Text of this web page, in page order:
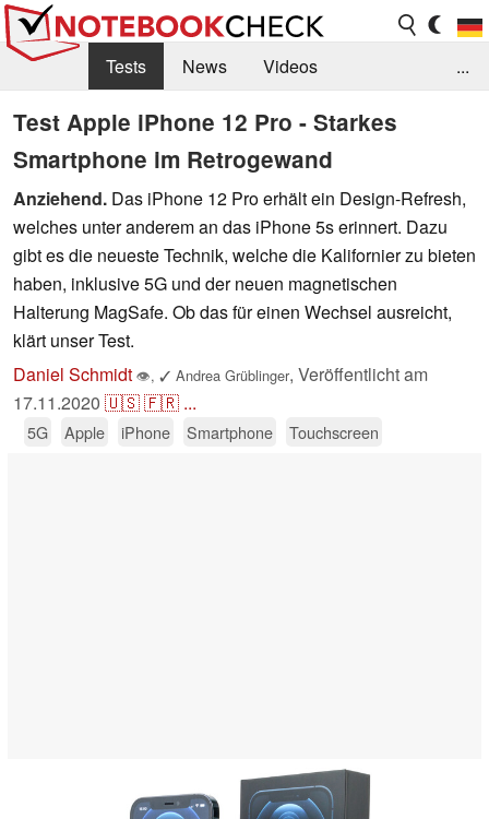
Tests News
Videos
Benchmarks & Tech
Externe Tests
Kaufberatung
Deals Suche
Jobs
Forum
...
Test Apple iPhone 12 Pro - Starkes
Smartphone im Retrogewand
Anziehend. Das iPhone 12 Pro erhält ein Design-Refresh,
welches unter anderem an das iPhone 5s erinnert. Dazu
gibt es die neueste Technik, welche die Kalifornier zu bieten
haben, inklusive 5G und der neuen magnetischen
Halterung MagSafe. Ob das für einen Wechsel ausreicht,
klärt unser Test.
Daniel Schmidt 👁, ✓ Andrea Grüblinger, Veröffentlicht am
17.11.2020 🇺🇸🇫🇷 ...
5G Apple iPhone Smartphone Touchscreen